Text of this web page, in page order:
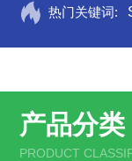
热门关键词:
产品分类
PRODUCT